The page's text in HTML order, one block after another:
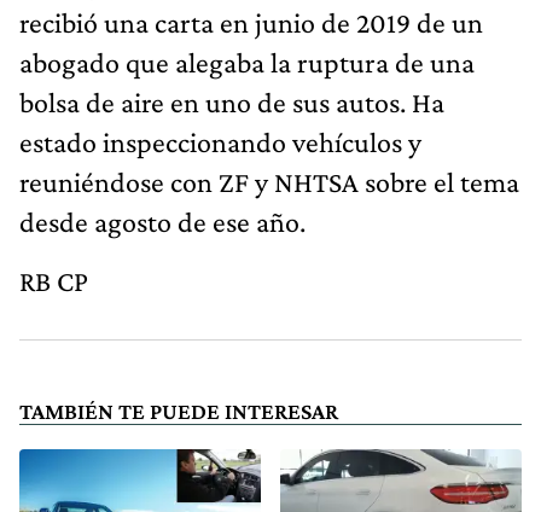
recibió una carta en junio de 2019 de un
abogado que alegaba la ruptura de una
bolsa de aire en uno de sus autos. Ha
estado inspeccionando vehículos y
reuniéndose con ZF y NHTSA sobre el tema
desde agosto de ese año.
RB CP
TAMBIÉN TE PUEDE INTERESAR